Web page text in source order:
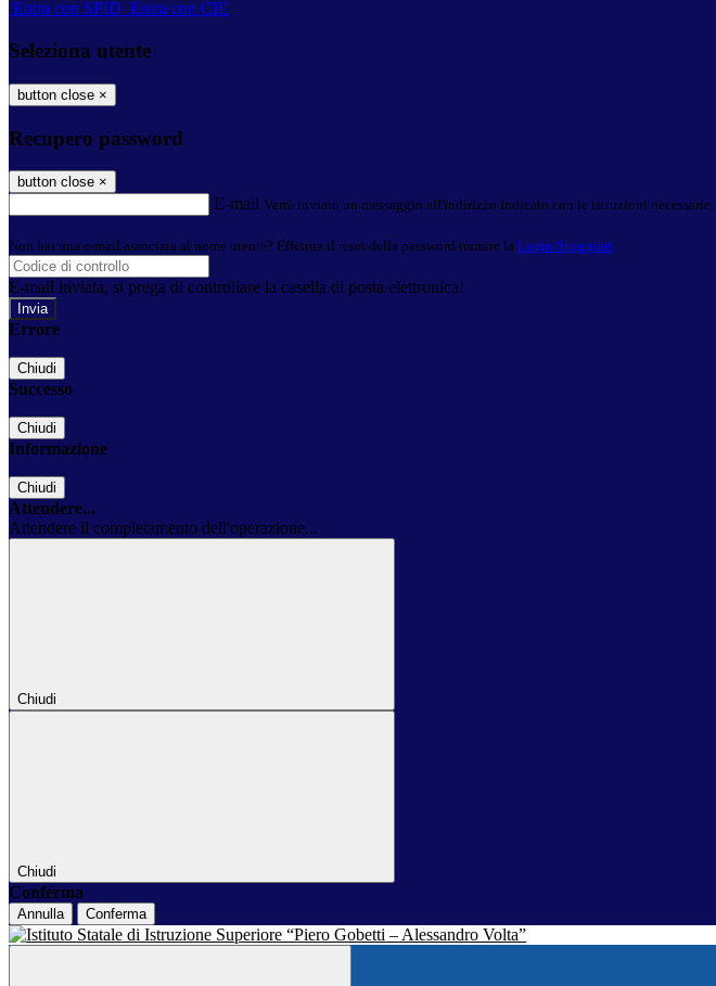
Entra con SPID Entra con CIE
Seleziona utente
button close ×
Recupero password
button close ×
E-mail Verrà inviato un messaggio all'indirizzo indicato con le istruzioni necessarie.
Non hai una e-mail associata al nome utente? Effettua il reset della password tramite la Login Spaggiari
E-mail inviata, si prega di controllare la casella di posta elettronica!
Errore
Chiudi
Successo
Chiudi
Informazione
Chiudi
Attendere...
Attendere il completamento dell'operazione...
Chiudi
Chiudi
Conferma
Annulla Conferma